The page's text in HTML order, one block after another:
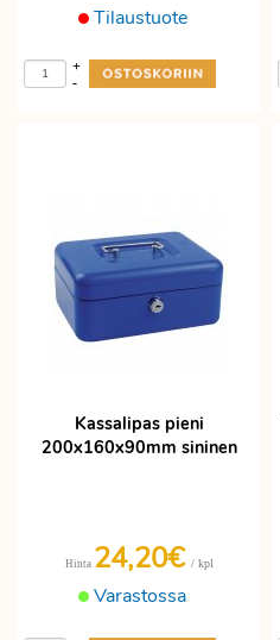
Tilaustuote
-
+
Kassalipas pieni
200x160x90mm sininen
Varastossa
Hinta 24,20€ / kpl